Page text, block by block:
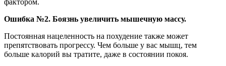
Ошибка №2. Боязнь увеличить мышечную массу.
Постоянная нацеленность на похудение также может
препятствовать прогрессу. Чем больше у вас мышц, тем
больше калорий вы тратите, даже в состоянии покоя.